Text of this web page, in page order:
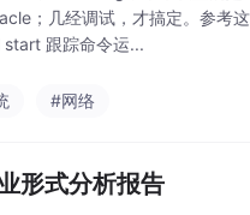
；几经调试，才搞定。参
跟踪命令运...
#网络
形式分析报告